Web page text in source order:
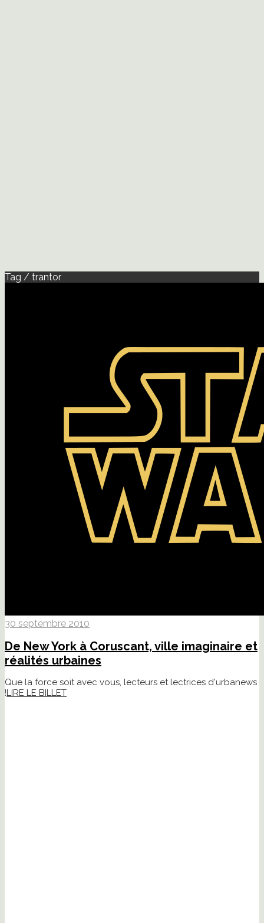
Tag / trantor
30 septembre 2010
De New York à Coruscant, ville imaginaire et
réalités urbaines
Que la force soit avec vous, lecteurs et lectrices d'urbanews
!LIRE LE BILLET